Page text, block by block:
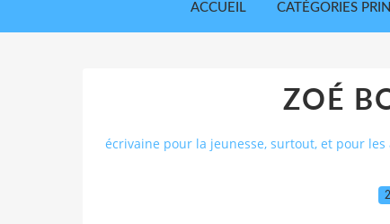
ACCUEIL CATÉGORIES
ZOÉ
écrivaine pour la jeunesse, surtout, et pour